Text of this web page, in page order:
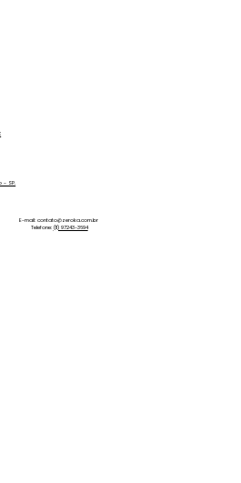
de Tempo na Lavagem de
- SP.
E-mail:contato@zeroka.com.br
Telefone: (11) 97243-3694